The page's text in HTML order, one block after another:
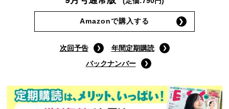
9月号通常版 (定価:790円)
Amazonで購入する
次回予告
年間定期購読
バックナンバー